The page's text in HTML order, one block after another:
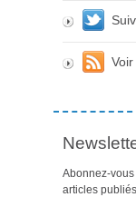
Abonnez-
articles